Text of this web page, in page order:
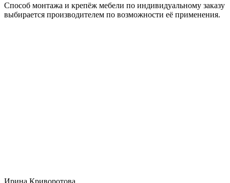
Способ монтажа и крепёж мебели по индивидуальному заказу
выбирается производителем по возможности её применения.
Ирина Криворотова